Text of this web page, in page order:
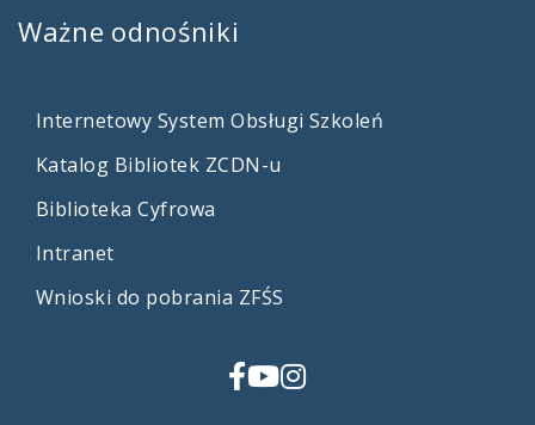
Ważne odnośniki
Internetowy System Obsługi Szkoleń
Katalog Bibliotek ZCDN-u
Biblioteka Cyfrowa
Intranet
Wnioski do pobrania ZFŚS
Facebook
YouTube
Instagram